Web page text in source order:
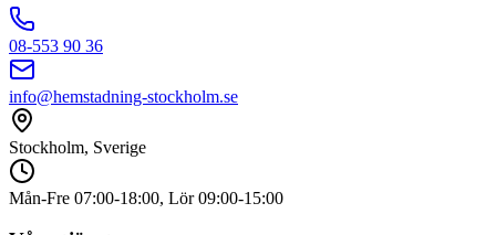
08-553 90 36
info@hemstadning-stockholm.se
Stockholm, Sverige
Mån-Fre 07:00-18:00, Lör 09:00-15:00